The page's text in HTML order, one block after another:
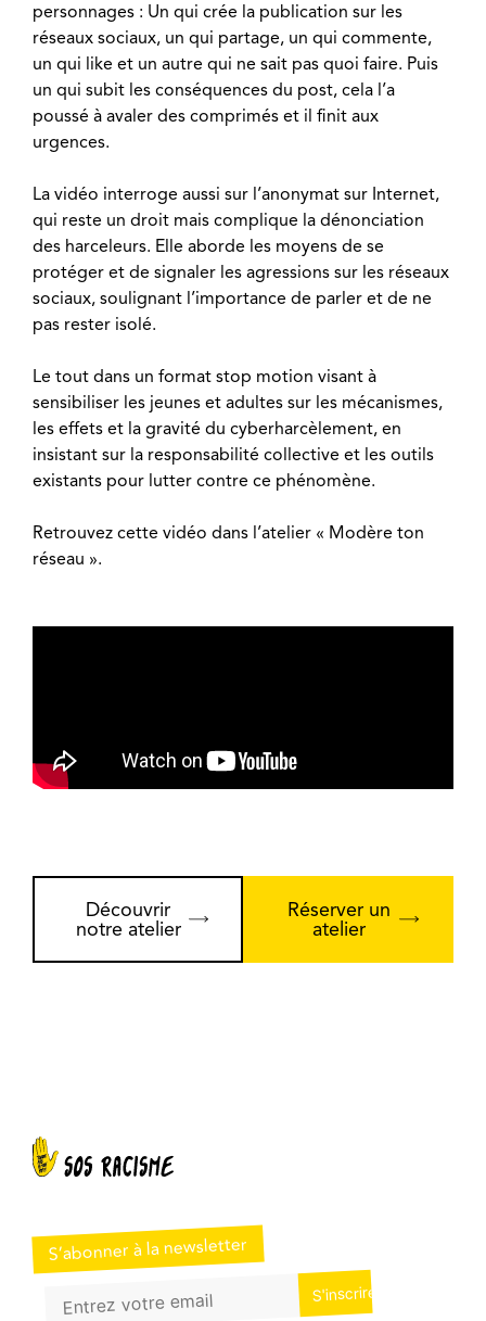
personnages : Un qui crée la publication sur les
réseaux sociaux, un qui partage, un qui commente,
un qui like et un autre qui ne sait pas quoi faire. Puis
un qui subit les conséquences du post, cela l’a
poussé à avaler des comprimés et il finit aux
urgences.
La vidéo interroge aussi sur l’anonymat sur Internet,
qui reste un droit mais complique la dénonciation
des harceleurs. Elle aborde les moyens de se
protéger et de signaler les agressions sur les réseaux
sociaux, soulignant l’importance de parler et de ne
pas rester isolé.
Le tout dans un format stop motion visant à
sensibiliser les jeunes et adultes sur les mécanismes,
les effets et la gravité du cyberharcèlement, en
insistant sur la responsabilité collective et les outils
existants pour lutter contre ce phénomène.
Retrouvez cette vidéo dans l’atelier « Modère ton
réseau ».
Découvrir
notre atelier
Réserver un
atelier
S’abonner à la newsletter